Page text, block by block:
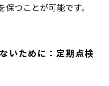
つことが可能です。
いために：定期点検